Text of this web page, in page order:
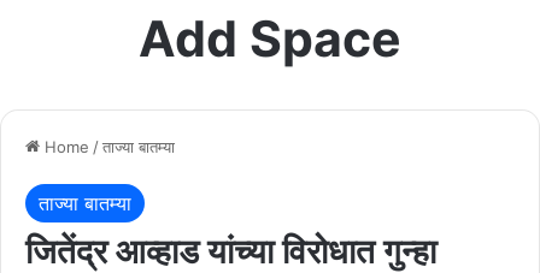
Add Space
Home /ताज्या बातम्या
ताज्या बातम्या
जितेंद्र आव्हाड यांच्या विरोधात गुन्हा